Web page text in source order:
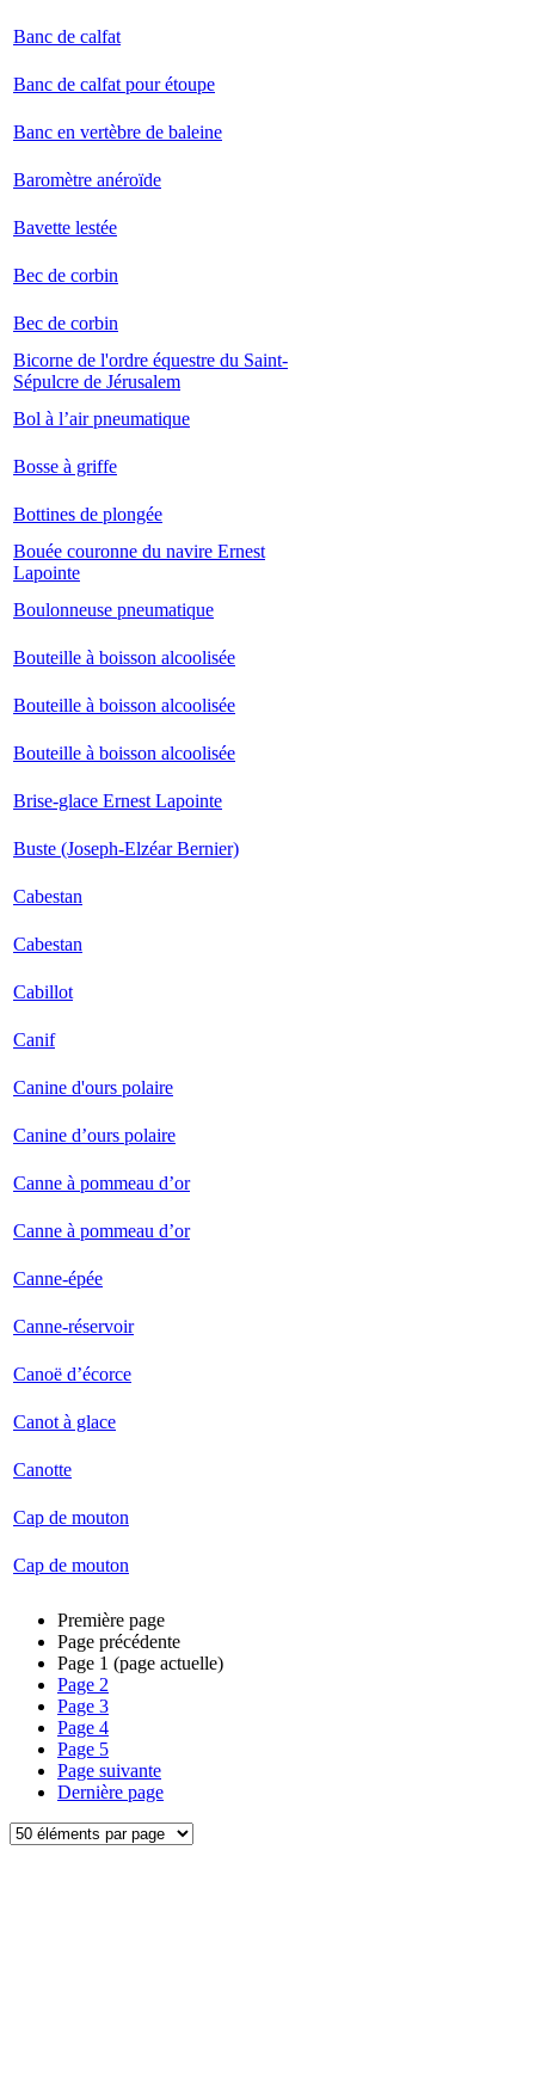
Banc de calfat
Banc de calfat pour étoupe
Banc en vertèbre de baleine
Baromètre anéroïde
Bavette lestée
Bec de corbin
Bec de corbin
Bicorne de l'ordre équestre du Saint-
Sépulcre de Jérusalem
Bol à l’air pneumatique
Bosse à griffe
Bottines de plongée
Bouée couronne du navire Ernest
Lapointe
Boulonneuse pneumatique
Bouteille à boisson alcoolisée
Bouteille à boisson alcoolisée
Bouteille à boisson alcoolisée
Brise-glace Ernest Lapointe
Buste (Joseph-Elzéar Bernier)
Cabestan
Cabestan
Cabillot
Canif
Canine d'ours polaire
Canine d’ours polaire
Canne à pommeau d’or
Canne à pommeau d’or
Canne-épée
Canne-réservoir
Canoë d’écorce
Canot à glace
Canotte
Cap de mouton
Cap de mouton
Première page
Page précédente
Page 1 (page actuelle)
Page 2
Page 3
Page 4
Page 5
Page suivante
Dernière page